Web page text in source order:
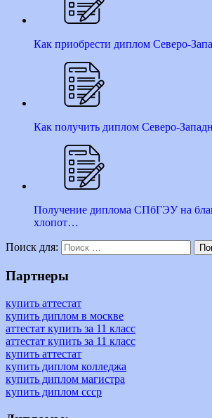
Как приобрести диплом Северо-
Как получить диплом Северо-
Получение диплома СПбГЭУ на
хлопот…
Поиск для:
Партнеры
купить аттестат
купить диплом в москве
аттестат купить за 11 класс
аттестат купить за 11 класс
купить аттестат
купить диплом колледжа
купить диплом магистра
купить диплом ссср